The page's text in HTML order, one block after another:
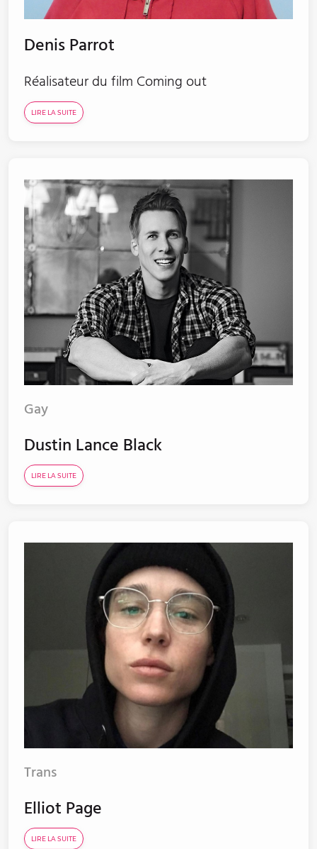
Denis Parrot
Réalisateur du film Coming out
LIRE LA SUITE
Gay
Dustin Lance Black
LIRE LA SUITE
Trans
Elliot Page
LIRE LA SUITE